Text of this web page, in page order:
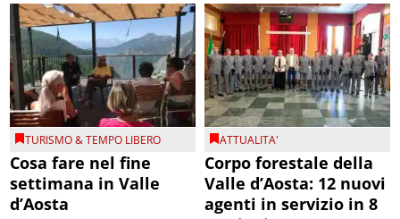
TURISMO & TEMPO LIBERO
Cosa fare nel fine
settimana in Valle
d’Aosta
ATTUALITA'
Corpo forestale della
Valle d’Aosta: 12 nuovi
agenti in servizio in 8